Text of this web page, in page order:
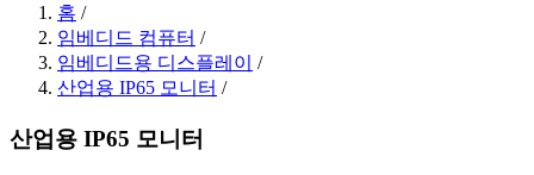
홈 /
임베디드 컴퓨터 /
임베디드용 디스플레이
/
산업용 IP65 모니터 /
산업용 IP65 모니터